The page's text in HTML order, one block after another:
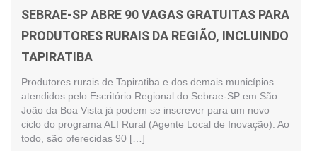
SEBRAE-SP ABRE 90 VAGAS GRATUITAS PARA
PRODUTORES RURAIS DA REGIÃO, INCLUINDO
TAPIRATIBA
Produtores rurais de Tapiratiba e dos demais municípios
atendidos pelo Escritório Regional do Sebrae-SP em São
João da Boa Vista já podem se inscrever para um novo
ciclo do programa ALI Rural (Agente Local de Inovação). Ao
todo, são oferecidas 90 […]